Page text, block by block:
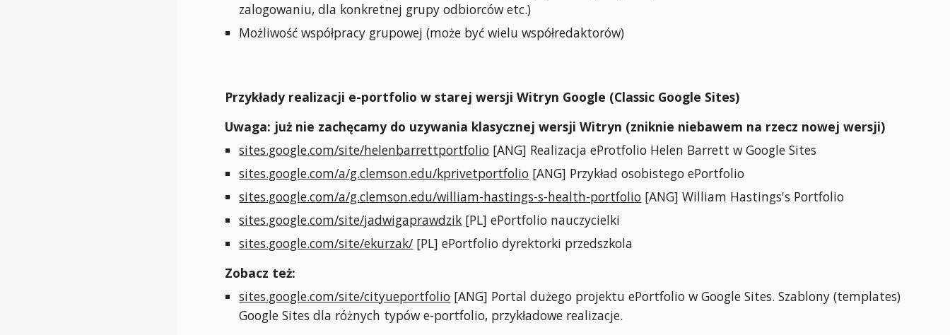
zalogowaniu, dla konkretnej grupy odbiorców etc.)
Możliwość współpracy grupowej (może być wielu współredaktorów)
Przykłady realizacji e-portfolio w starej wersji Witryn Google (Classic Google Sites)
Uwaga: już nie zachęcamy do uzywania klasycznej wersji Witryn (zniknie niebawem na rzecz nowej wersji)
sites.google.com/site/helenbarrettportfolio [ANG] Realizacja eProtfolio Helen Barrett w Google Sites
sites.google.com/a/g.clemson.edu/kprivetportfolio [ANG] Przykład osobistego ePortfolio
sites.google.com/a/g.clemson.edu/william-hastings-s-health-portfolio [ANG] William Hastings's Portfolio
sites.google.com/site/jadwigaprawdzik [PL] ePortfolio nauczycielki
sites.google.com/site/ekurzak/ [PL] ePortfolio dyrektorki przedszkola
Zobacz też:
sites.google.com/site/cityueportfolio [ANG] Portal dużego projektu ePortfolio w Google Sites. Szablony (templates)
Google Sites dla różnych typów e-portfolio, przykładowe realizacje.